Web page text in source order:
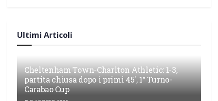
Ultimi Articoli
Cheltenham Town-Charlton Athletic: 1-3,
partita chiusa dopo i primi 45′, 1° Turno-
Carabao Cup